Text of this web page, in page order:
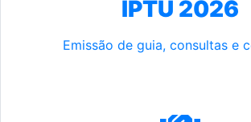
IPTU 2026
Emissão de guia, consultas e